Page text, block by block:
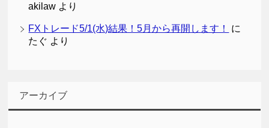
akilaw より
FXトレード5/1(水)結果！5月から再開します！
に
たぐ より
アーカイブ